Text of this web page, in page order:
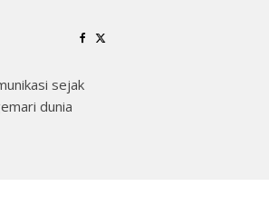
sejak
dunia